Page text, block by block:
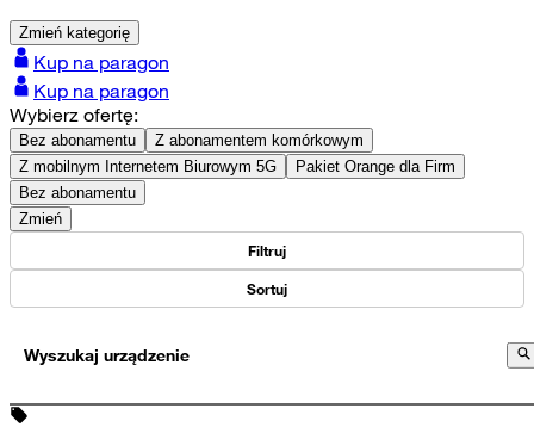
Zmień kategorię
Kup na paragon
Kup na paragon
Wybierz ofertę:
Bez abonamentu
Z abonamentem komórkowym
Z mobilnym Internetem Biurowym 5G
Pakiet Orange dla Firm
Bez abonamentu
Zmień
Filtruj
Sortuj
Wyszukaj urządzenie